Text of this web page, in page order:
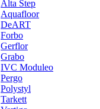
Alta Step
Aquafloor
DeART
Forbo
Gerflor
Grabo
IVC Moduleo
Pergo
Polystyl
Tarkett